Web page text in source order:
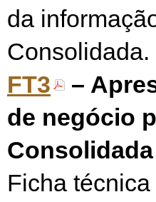
da
Consolidada.
FT3
–
de negócio
Consolidada
Ficha